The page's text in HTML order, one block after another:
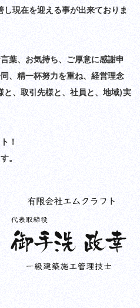
現在を迎える事が出来ておりま
葉、お気持ち、ご厚意に感謝申
、精一杯努力を重ね、経営理念
、取引先様と、社員と、地域)実
！
。